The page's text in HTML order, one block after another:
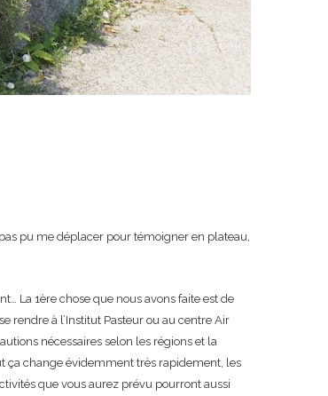
pu me déplacer pour témoigner en plateau,
La 1ère chose que nous avons faite est de
rendre à l’Institut Pasteur ou au centre Air
nécessaires selon les régions et la
ça change évidemment très rapidement, les
que vous aurez prévu pourront aussi